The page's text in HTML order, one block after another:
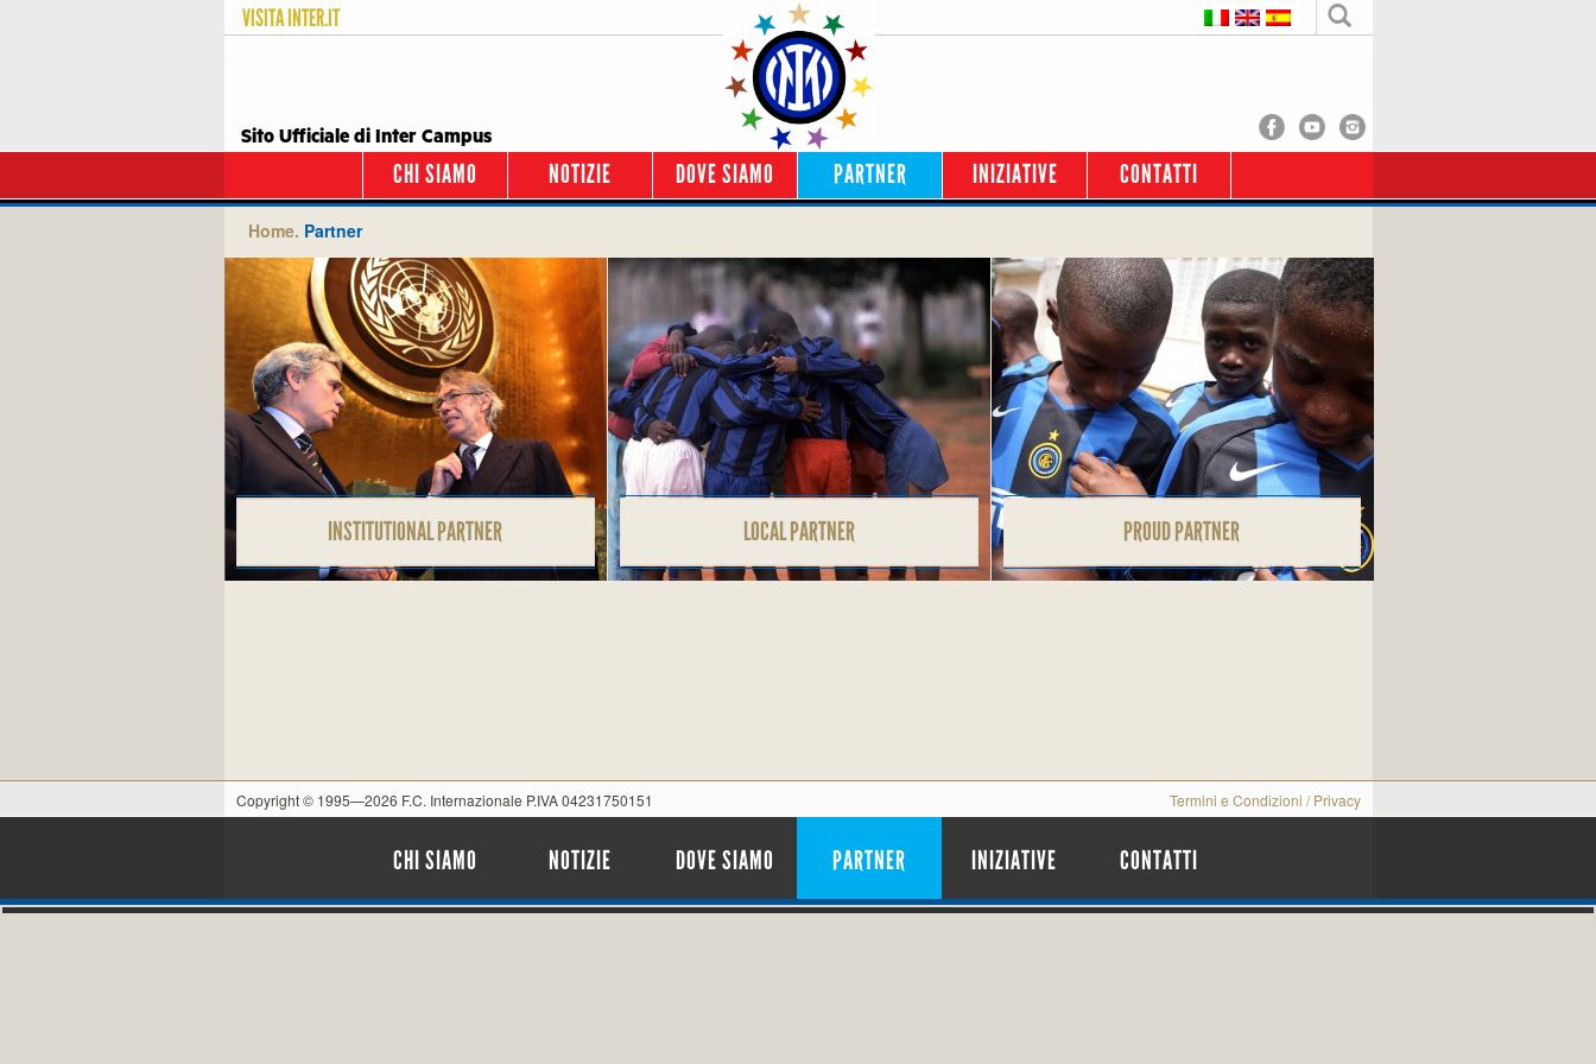
VISITAINTER.IT
Sito Ufficiale di Inter Campus
CHI SIAMO NOTIZIE DOVE SIAMO PARTNER INIZIATIVE CONTATTI
Home. Partner
INSTITUTIONAL PARTNER LOCAL PARTNER PROUD PARTNER
Copyright © 1995—2026 F.C. Internazionale P.IVA 04231750151 Termini e Condizioni /Privacy
CHI SIAMO NOTIZIE DOVE SIAMO PARTNER INIZIATIVE CONTATTI